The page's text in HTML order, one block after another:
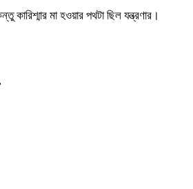
মা হওয়ার পথটা ছিল যন্ত্রণার।